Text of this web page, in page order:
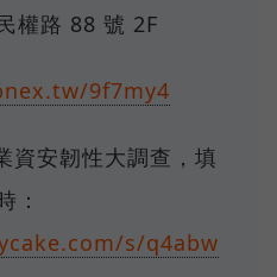
權路 88 號 2F
9f7my4
資安韌性大調查，填
：
s/q4abw